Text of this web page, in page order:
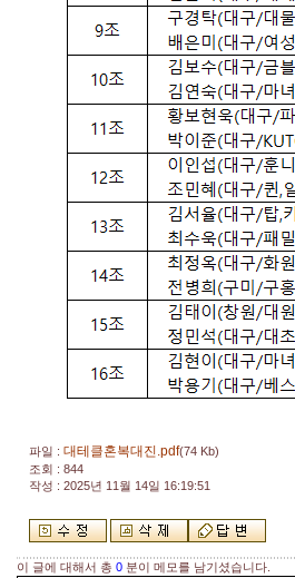
파일 : 대테클혼복대진.pdf(74 Kb)
조회 : 844
작성 : 2025년 11월 14일 16:19:51
이 글에 대해서 총 0 분이 메모를 남기셨습니다.